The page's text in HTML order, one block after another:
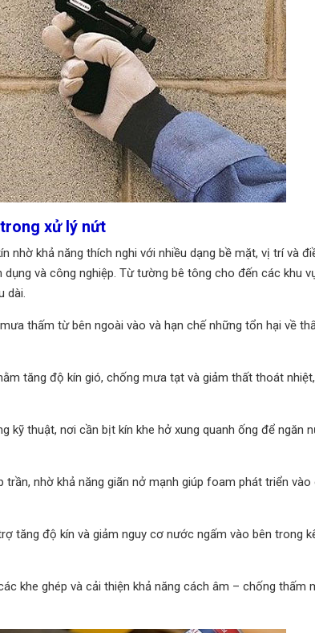
xử lý nứt
khả năng thích nghi với nhiều dạng bề mặt, vị trí và
và công nghiệp. Từ tường bê tông cho đến các khu
dài.
thấm từ bên ngoài vào và hạn chế những tổn hại về
tăng độ kín gió, chống mưa tạt và giảm thất thoát
kỹ thuật, nơi cần bịt kín khe hở xung quanh ống để ngăn
nhờ khả năng giãn nở mạnh giúp foam phát triển
tăng độ kín và giảm nguy cơ nước ngấm vào bên trong
khe ghép và cải thiện khả năng cách âm – chống thấm